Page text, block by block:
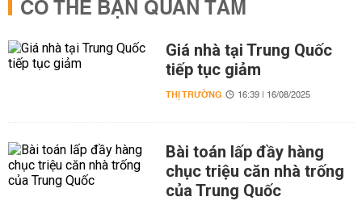
CÓ THỂ BẠN QUAN TÂM
Giá nhà tại Trung Quốc
tiếp tục giảm
THỊ TRƯỜNG 16:39 | 16/08/2025
Bài toán lấp đầy hàng
chục triệu căn nhà trống
của Trung Quốc